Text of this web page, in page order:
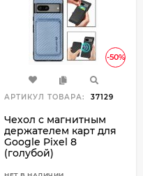
-50%
АРТИКУЛ ТОВАРА: 37129
Чехол с магнитным
держателем карт для
Google Pixel 8
(голубой)